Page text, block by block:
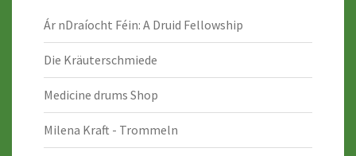
Ár nDraíocht Féin: A Druid Fellowship
Die Kräuterschmiede
Medicine drums Shop
Milena Kraft - Trommeln